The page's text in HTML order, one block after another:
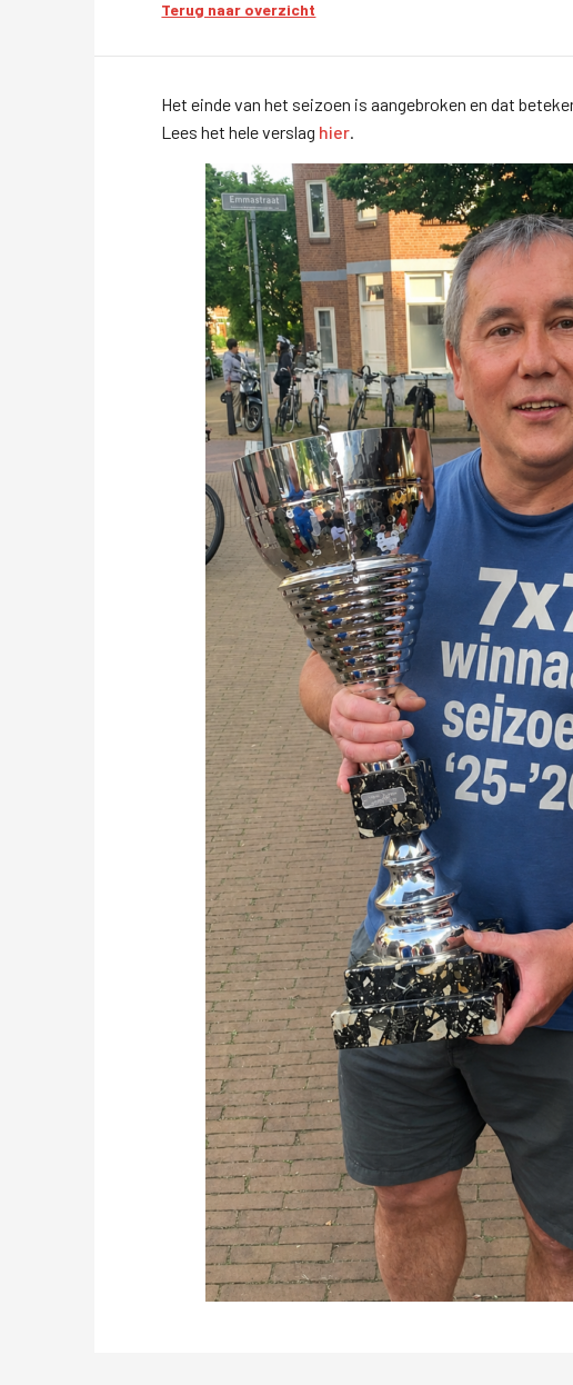
Terug naar overzicht
Het einde van het seizoen is aangebroken en dat
Lees het hele verslag hier.